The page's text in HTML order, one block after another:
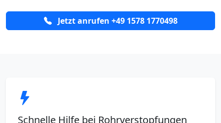
Jetzt anrufen +49 1578 1770498
Schnelle Hilfe bei Rohrverstopfungen